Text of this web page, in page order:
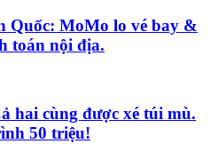
Quốc: MoMo lo vé bay &
toán nội địa.
hai cùng được xé túi mù.
50 triệu!